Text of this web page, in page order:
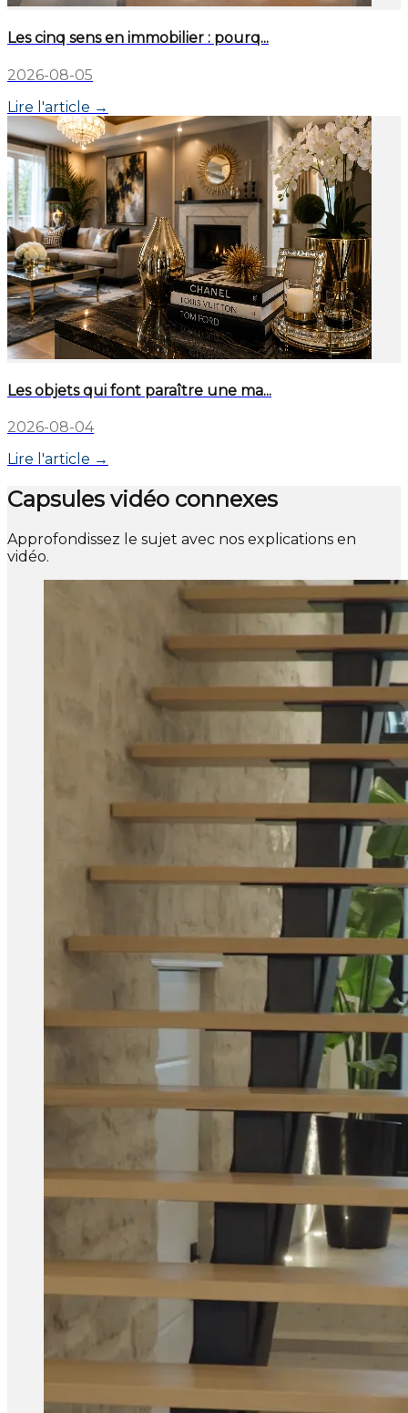
Les cinq sens en immobilier : pourq...
2026-08-05
Lire l'article →
Les objets qui font paraître une ma...
2026-08-04
Lire l'article →
Capsules vidéo connexes
Approfondissez le sujet avec nos explications en
vidéo.